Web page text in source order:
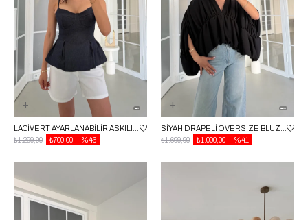
%46
₺700,00
₺1.299,90
%41
₺1.000,00
₺1.699,90